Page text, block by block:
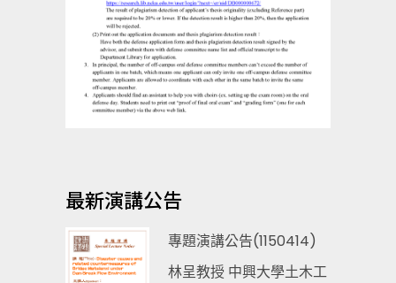
最新演講公告
專題演講公告(1150414)
林呈教授 中興大學土木工